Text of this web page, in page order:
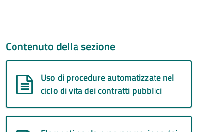
Contenuto della sezione
Uso di procedure automatizzate nel
ciclo di vita dei contratti pubblici